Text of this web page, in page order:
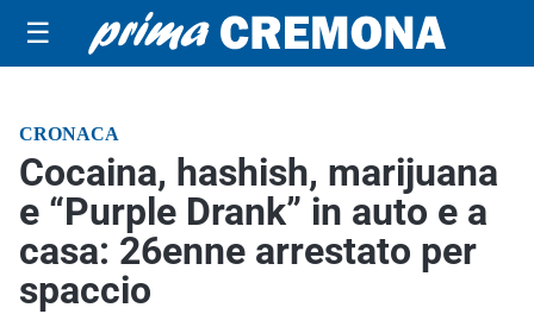
☰
CRONACA
Cocaina, hashish, marijuana
e “Purple Drank” in auto e a
casa: 26enne arrestato per
spaccio